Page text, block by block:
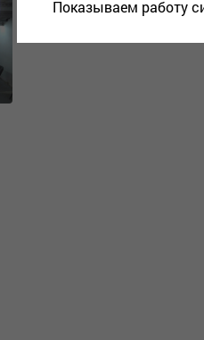
Показываем работу